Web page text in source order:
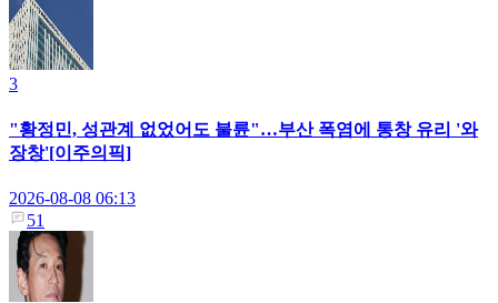
3
"황정민, 성관계 없었어도 불륜"…부산 폭염에 통창 유리 '와
장창'[이주의픽]
2026-08-08 06:13
51